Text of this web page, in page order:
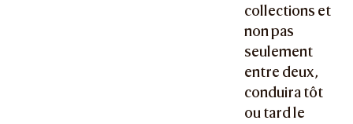
collections et
non pas
seulement
entre deux,
conduira tôt
ou tard le